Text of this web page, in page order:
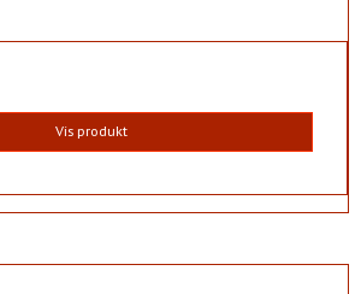
Vis produkt